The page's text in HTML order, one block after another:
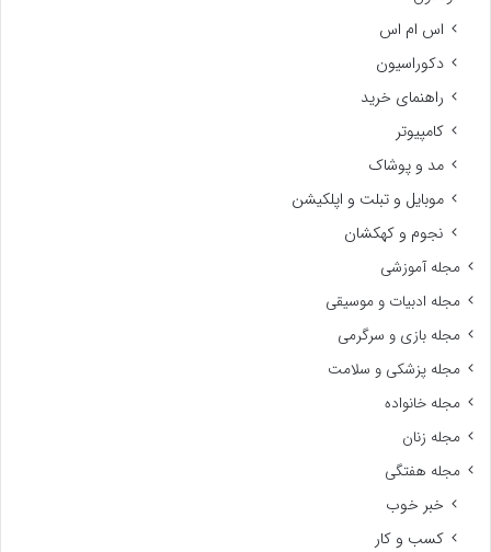
اس ام اس
دکوراسیون
راهنمای خرید
کامپیوتر
مد و پوشاک
موبایل و تبلت و اپلکیشن
نجوم و کهکشان
مجله آموزشی
مجله ادبیات و موسیقی
مجله بازی و سرگرمی
مجله پزشکی و سلامت
مجله خانواده
مجله زنان
مجله هفتگی
خبر خوب
کسب و کار